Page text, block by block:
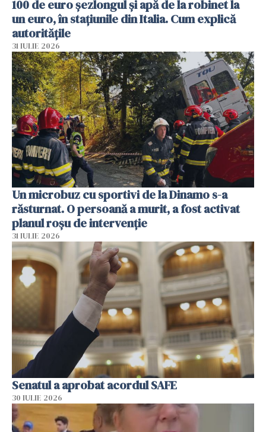
100 de euro șezlongul și apă de la robinet la
un euro, în stațiunile din Italia. Cum explică
autoritățile
31 IULIE 2026
Un microbuz cu sportivi de la Dinamo s-a
răsturnat. O persoană a murit, a fost activat
planul roșu de intervenție
31 IULIE 2026
Senatul a aprobat acordul SAFE
30 IULIE 2026